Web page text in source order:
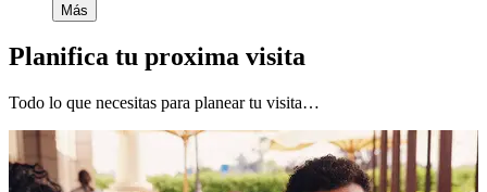
Más
Planifica tu proxima visita
Todo lo que necesitas para planear tu visita…